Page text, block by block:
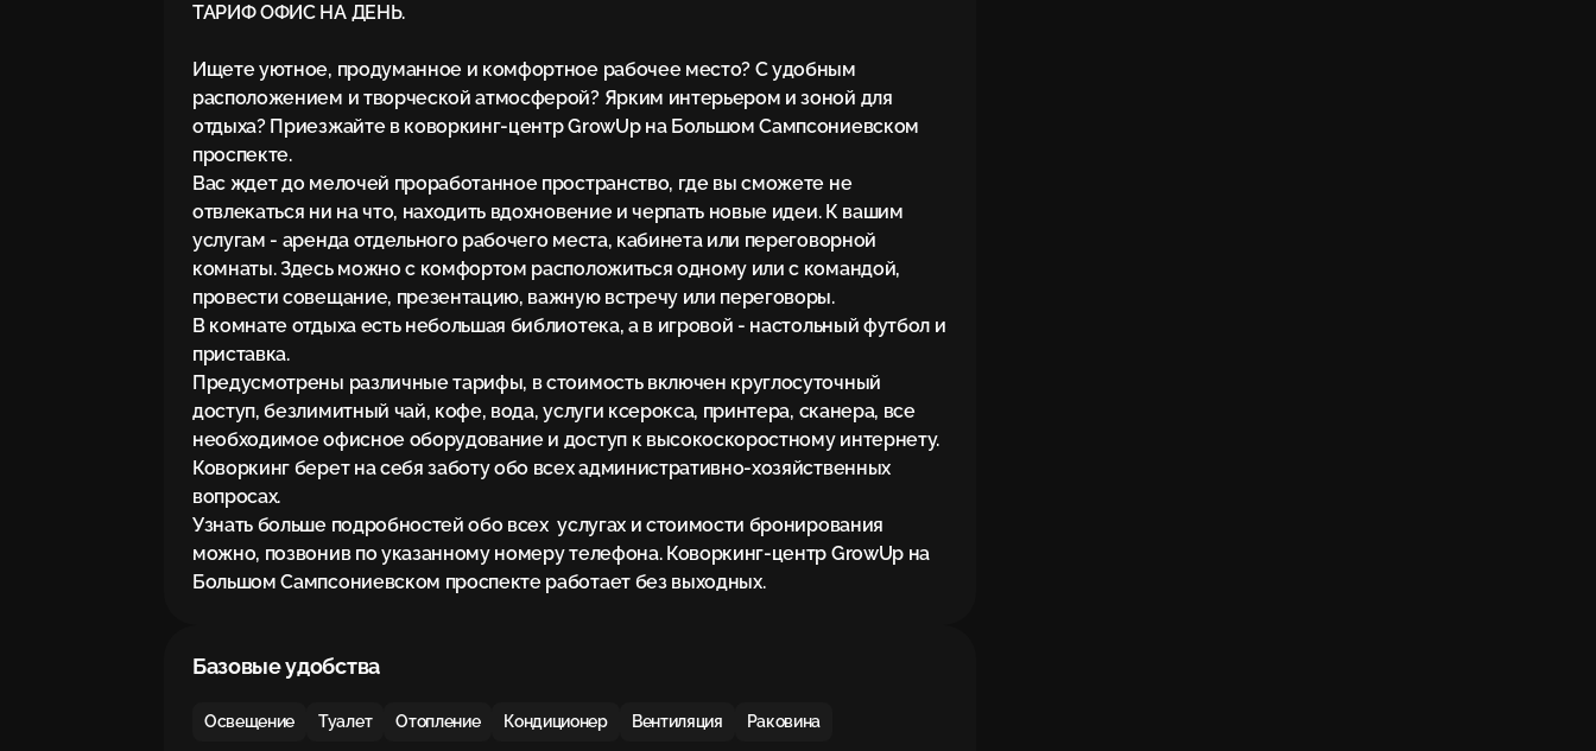
ТАРИФ ОФИС НА ДЕНЬ.
Ищете уютное, продуманное и комфортное рабочее место? С удобным
расположением и творческой атмосферой? Ярким интерьером и зоной для
отдыха? Приезжайте в коворкинг-центр GrowUp на Большом Сампсониевском
проспекте.
Вас ждет до мелочей проработанное пространство, где вы сможете не
отвлекаться ни на что, находить вдохновение и черпать новые идеи. К вашим
услугам - аренда отдельного рабочего места, кабинета или переговорной
комнаты. Здесь можно с комфортом расположиться одному или с командой,
провести совещание, презентацию, важную встречу или переговоры.
В комнате отдыха есть небольшая библиотека, а в игровой - настольный футбол и
приставка.
Предусмотрены различные тарифы, в стоимость включен круглосуточный
доступ, безлимитный чай, кофе, вода, услуги ксерокса, принтера, сканера, все
необходимое офисное оборудование и доступ к высокоскоростному интернету.
Коворкинг берет на себя заботу обо всех административно-хозяйственных
вопросах.
Узнать больше подробностей обо всех  услугах и стоимости бронирования
можно, позвонив по указанному номеру телефона. Коворкинг-центр GrowUp на
Большом Сампсониевском проспекте работает без выходных.
Базовые удобства
Освещение Туалет Отопление Кондиционер Вентиляция Раковина